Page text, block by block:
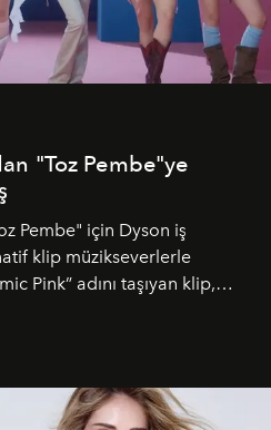
"Toz Pembe"ye
Pembe" için Dyson iş
klip müzikseverlerle
Pink” adını taşıyan klip,
çıkıyor.